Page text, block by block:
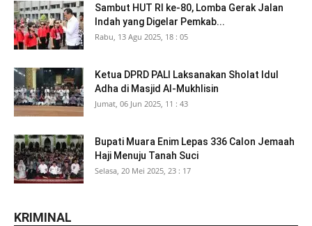
Sambut HUT RI ke-80, Lomba Gerak Jalan
Indah yang Digelar Pemkab...
Rabu, 13 Agu 2025, 18 : 05
Ketua DPRD PALI Laksanakan Sholat Idul
Adha di Masjid Al-Mukhlisin
Jumat, 06 Jun 2025, 11 : 43
Bupati Muara Enim Lepas 336 Calon Jemaah
Haji Menuju Tanah Suci
Selasa, 20 Mei 2025, 23 : 17
KRIMINAL